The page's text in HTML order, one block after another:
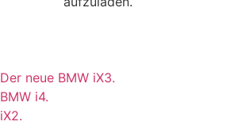
Der neue BMW iX3.
BMW i4.
iX2.